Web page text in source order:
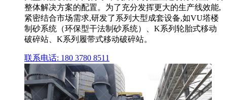
整体解决方案的配置。为了充分发挥更大的生产线效能,
紧密结合市场需求,研发了系列大型成套设备,如VU塔楼
制砂系统（环保型干法制砂系统）、K系列轮胎式移动
破碎站、K系列履带式移动破碎站。
联系电话: 180 3780 8511